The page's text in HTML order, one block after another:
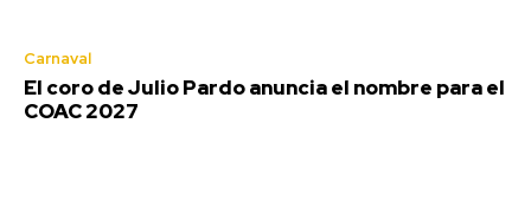
Carnaval
El coro de Julio Pardo anuncia el nombre para el
COAC 2027